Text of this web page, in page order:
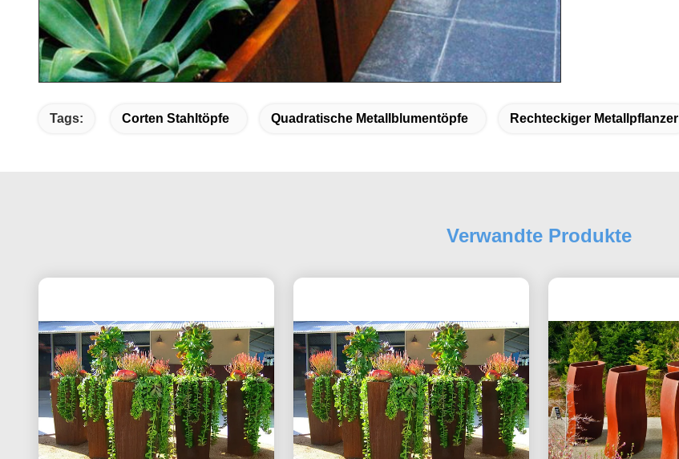
Tags: Corten Stahltöpfe Quadratische Metallblumentöpfe Rechteckiger Metallpflanzer
Verwandte Produkte